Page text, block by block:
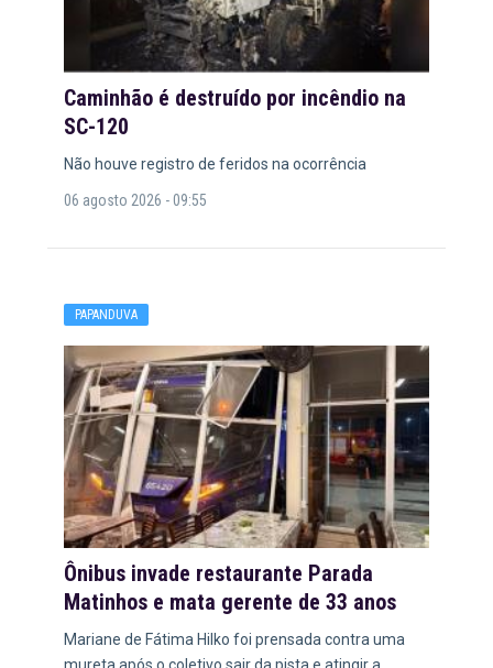
Caminhão é destruído por incêndio na
SC-120
Não houve registro de feridos na ocorrência
06 agosto 2026 - 09:55
PAPANDUVA
Ônibus invade restaurante Parada
Matinhos e mata gerente de 33 anos
Mariane de Fátima Hilko foi prensada contra uma